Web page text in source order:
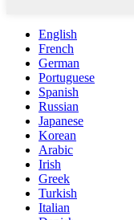
English
French
German
Portuguese
Spanish
Russian
Japanese
Korean
Arabic
Irish
Greek
Turkish
Italian